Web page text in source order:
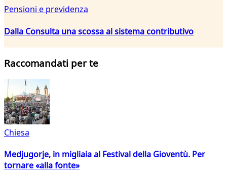
Pensioni e previdenza
Dalla Consulta una scossa al sistema contributivo
Raccomandati per te
Chiesa
Medjugorje, in migliaia al Festival della Gioventù. Per
tornare «alla fonte»